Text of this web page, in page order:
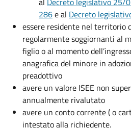
286e al Decreto
essere residente nel territorio
regolarmente soggiornanti al
figlio o al momento
anagrafica del minore in
preadottivo
avere un valore ISEE non
annualmente rivalutato
avere un conto corrente ( o
intestato alla richiedente.